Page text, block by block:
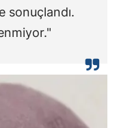
sonuçlandı.